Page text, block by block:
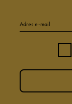
Adres e-mail